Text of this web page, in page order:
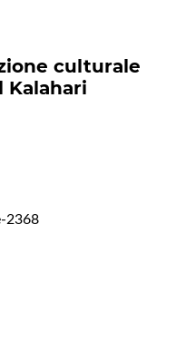
culturale
Kalahari
2368